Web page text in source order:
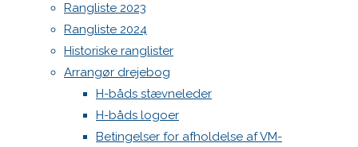
Rangliste 2023
Rangliste 2024
Historiske ranglister
Arrangør drejebog
H-båds stævneleder
H-båds logoer
Betingelser for afholdelse af VM-
size
pixels
ELITESERIEN
ER FØDT
– NYT
NAVN –
NYT
FOKUS –